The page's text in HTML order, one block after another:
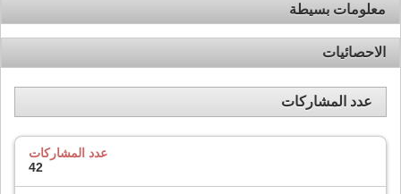
معلومات بسيطة
الاحصائيات
عدد المشاركات
عدد المشاركات
42